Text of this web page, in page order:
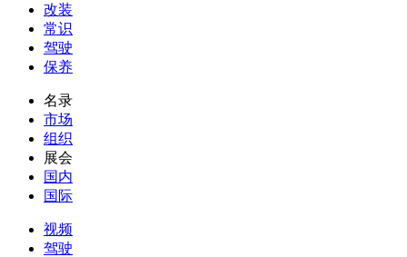
改装
常识
驾驶
保养
名录
市场
组织
展会
国内
国际
视频
驾驶